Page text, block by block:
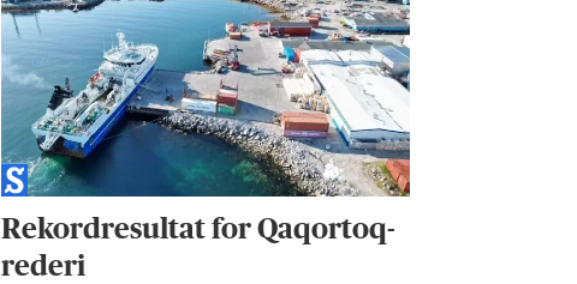
Rekordresultat for Qaqortoq-
rederi